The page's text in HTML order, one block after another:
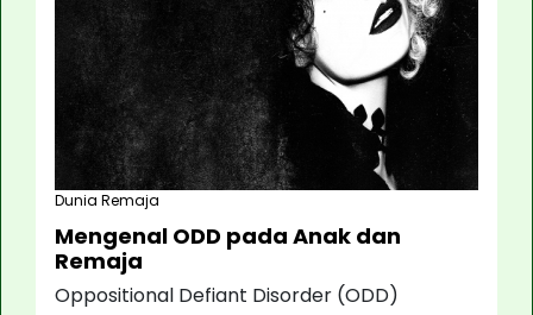
Dunia Remaja
Mengenal ODD pada Anak dan
Remaja
Oppositional Defiant Disorder (ODD)